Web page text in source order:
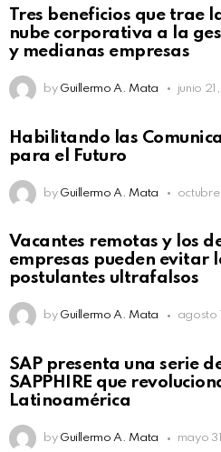
Tres beneficios que trae
nube corporativa a la
y medianas empresas
by Guillermo A. Mata junio
Habilitando las
para el Futuro
by Guillermo A. Mata
Vacantes remotas y los
empresas pueden evitar
postulantes ultrafalsos
by Guillermo A. Mata agosto
SAP presenta una serie
SAPPHIRE que
Latinoamérica
by Guillermo A. Mata mayo